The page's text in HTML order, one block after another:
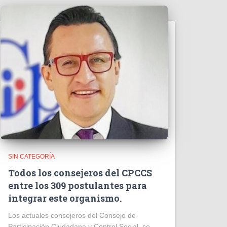
SIN CATEGORÍA
Todos los consejeros del CPCCS
entre los 309 postulantes para
integrar este organismo.
Los actuales consejeros del Consejo de